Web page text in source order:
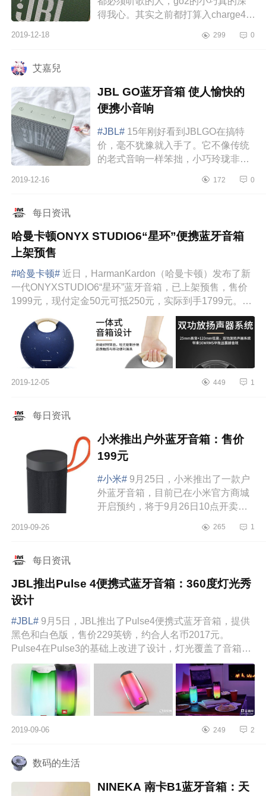
得我心。其实之前都打算入charge4，
方便携带的，最后就go2了。外观展
2019-12-18 299 0
艾嘉兒
JBL GO蓝牙音箱 使人愉快的
便携小音响
#JBL# 15年刚好看到JBLGO在搞特
价，毫不犹豫就入手了。它不像传统
的老式音响一样笨拙，小巧玲珑非常
种喜欢高颜值的人。特别喜欢用他听
2019-12-16 172 0
每日资讯
哈曼卡顿ONYX STUDIO6“星环”便携蓝牙音箱
上架预售
#哈曼卡顿# 近日，HarmanKardon（哈曼卡顿）发布了新
一代ONYXSTUDIO6“星环”蓝牙音箱，已上架预售，售价
1999元，现付定金50元可抵250元，实际到手1799元。外
2019-12-05 449 1
每日资讯
小米推出户外蓝牙音箱：售价
199元
#小米# 9月25日，小米推出了一款户
外蓝牙音箱，目前已在小米官方商城
开启预约，将于9月26日10点开卖，
了无缝布织物和软胶材质，内置
2019-09-26 265 1
每日资讯
JBL推出Pulse 4便携式蓝牙音箱：360度灯光秀
设计
#JBL# 9月5日，JBL推出了Pulse4便携式蓝牙音箱，提供
黑色和白色版，售价229英镑，约合人名币2017元。
Pulse4在Pulse3的基础上改进了设计，灯光覆盖了音箱全
部表面，具有可定制的36...
2019-09-06 249 2
数码的生活
NINEKA 南卡B1蓝牙音箱：天